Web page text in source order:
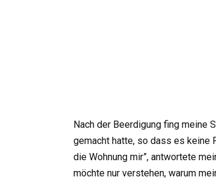
Nach der Beerdigung fing meine
gemacht hatte, so dass es keine
die Wohnung mir”, antwortete
möchte nur verstehen, warum